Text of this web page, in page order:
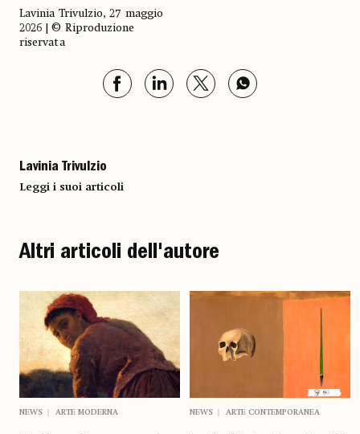
Lavinia Trivulzio, 27 maggio
2026 | © Riproduzione
riservata
Lavinia Trivulzio
Leggi i suoi articoli
Altri articoli dell'autore
NEWS ARTE MODERNA NEWS ARTE CONTEMPORANEA